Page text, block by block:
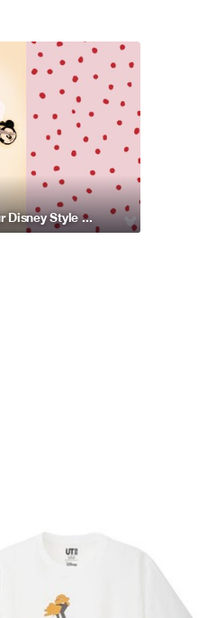
Disney Style: 4 Ways To Show Your Disney Style On Valentine’s Day